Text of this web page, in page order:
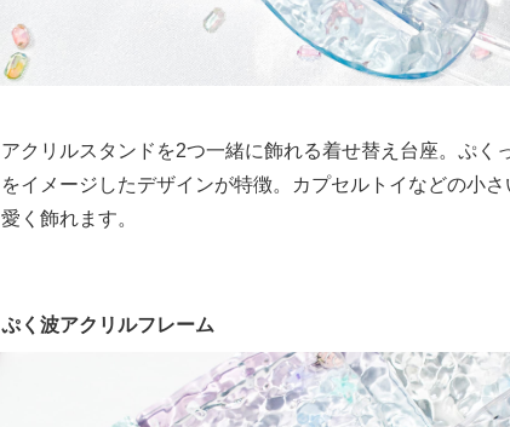
アクリルスタンドを2つ一緒に飾れる着せ替え台座。ぷく
をイメージしたデザインが特徴。カプセルトイなどの小
愛く飾れます。
ぷく波アクリルフレーム